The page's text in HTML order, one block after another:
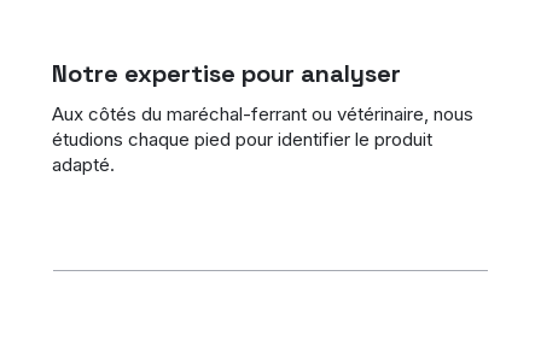
Notre expertise pour analyser
Aux côtés du maréchal-ferrant ou vétérinaire, nous
étudions chaque pied pour identifier le produit
adapté.